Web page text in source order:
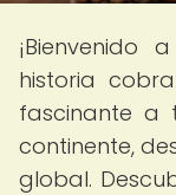
¡Bienvenido a
historia
fascinante a
continente,
global.